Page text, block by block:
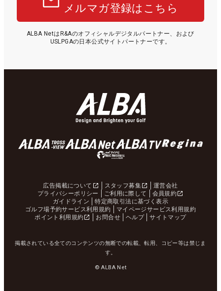
メルマガ登録はこちら
ALBA NetはR&Aのオフィシャルデジタルパートナー、および
USLPGAの日本公式サイトパートナーです。
広告掲載について スタッフ募集
運営会社
プライバシーポリシー
ご利用に際して
会員規約
ガイドライン
特定商取引法に基づく表示
ゴルフ場予約サービス利用規約
マイページサービス利用規約
ポイント利用規約
お問合せ ヘルプ サイトマップ
掲載されている全てのコンテンツの無断での転載、転用、コピー等は禁じま
す。
© ALBA Net